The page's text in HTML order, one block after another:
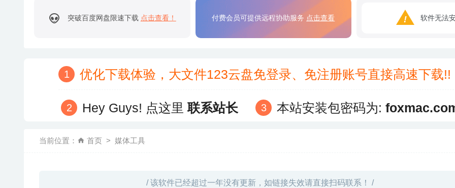
突破百度网盘限速下载 点击查看！ 付费会员可提供远程协助服务 点击查看 软件无法
优化下载体验，大文件123云盘免登录、免注册账号直接高速下载!!
Hey Guys! 点这里联系站长 本站安装包密码为:
当前位置： 首页 媒体工具
/ 该软件已经超过一年没有更新，如链接失效请直接扫码联系！ /